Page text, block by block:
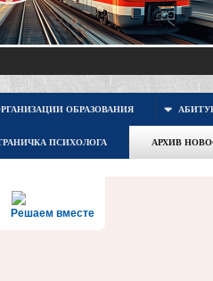
ОБРАЗОВАНИЯ
ПСИХОЛОГА АРХИВ
Решаем вместе